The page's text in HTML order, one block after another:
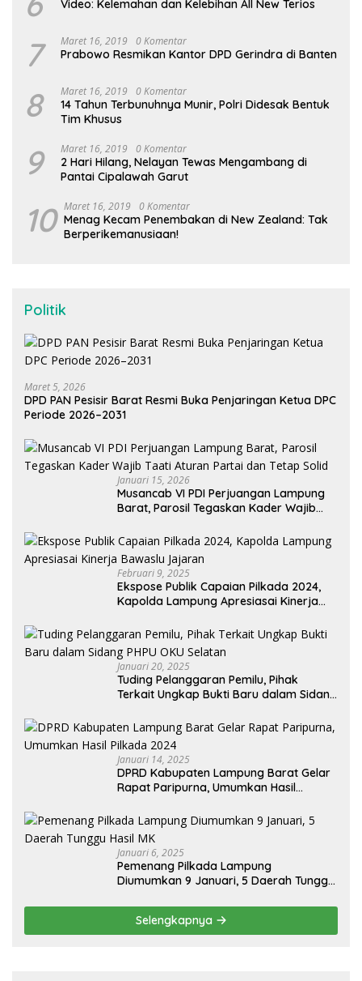
Video: Kelemahan dan Kelebihan All New Terios
7 Maret 16, 2019 0 Komentar
Prabowo Resmikan Kantor DPD Gerindra di Banten
8 Maret 16, 2019 0 Komentar
14 Tahun Terbunuhnya Munir, Polri Didesak Bentuk
Tim Khusus
9 Maret 16, 2019 0 Komentar
2 Hari Hilang, Nelayan Tewas Mengambang di
Pantai Cipalawah Garut
10 Maret 16, 2019 0 Komentar
Menag Kecam Penembakan di New Zealand: Tak
Berperikemanusiaan!
Politik
Maret 5, 2026
DPD PAN Pesisir Barat Resmi Buka Penjaringan Ketua DPC
Periode 2026–2031
Januari 15, 2026
Musancab VI PDI Perjuangan Lampung
Barat, Parosil Tegaskan Kader Wajib
Februari 9, 2025
Ekspose Publik Capaian Pilkada 2024,
Kapolda Lampung Apresiasai Kinerja
Januari 20, 2025
Tuding Pelanggaran Pemilu, Pihak
Terkait Ungkap Bukti Baru dalam Sidang
Januari 14, 2025
DPRD Kabupaten Lampung Barat Gelar
Rapat Paripurna, Umumkan Hasil
Januari 6, 2025
Pemenang Pilkada Lampung
Diumumkan 9 Januari, 5 Daerah Tunggu
Selengkapnya